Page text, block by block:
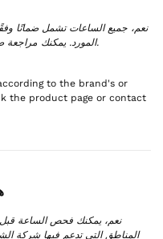
نعم، جميع الساعات تشمل ضمانًا
المورد. يمكنك مراجعة صفحة المنتج أو التواصل معنا لمعرفة التفاصيل.
to the brand's or
the product page or contact
نعم، يمكنك فحص الساعة قبل
المناطق التي تدعم فيها شركة